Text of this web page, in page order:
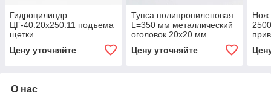
Гидроцилиндр
ЦГ-40.20х250.11 подъема
щетки
Цену уточняйте
Тупса полипропиленовая
L=350 мм металлический
оголовок 20х20 мм
Цену уточняйте
Нож
О нас